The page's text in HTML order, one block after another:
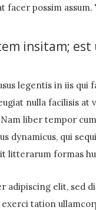
facer possim
insitam;
legentis in iis
nulla facilisis
liber tempor
dynamicus, qui
litterarum formas
adipiscing elit, sed
tation